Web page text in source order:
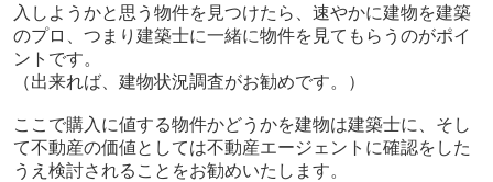
入しようかと思う物件を見つけたら、速やかに建物を建築
のプロ、つまり建築士に一緒に物件を見てもらうのがポイ
ントです。
（出来れば、建物状況調査がお勧めです。）
ここで購入に値する物件かどうかを建物は建築士に、そし
て不動産の価値としては不動産エージェントに確認をした
うえ検討されることをお勧めいたします。